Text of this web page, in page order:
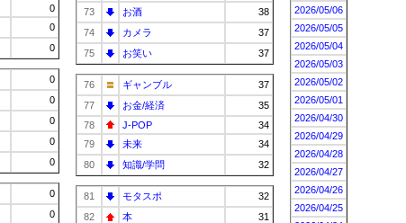
0
0
0
0
0
0
0
0
0
0
73
お酒
38
74
カメラ
37
75
お笑い 37
76 ギャンブル
37
77
お金/経済
35
78
J-POP
34
79
未来
34
80
知識/学問 32
81 モタスポ
32
82
本
31
2026/05/06
2026/05/05
2026/05/04
2026/05/03
2026/05/02
2026/05/01
2026/04/30
2026/04/29
2026/04/28
2026/04/27
2026/04/26
2026/04/25